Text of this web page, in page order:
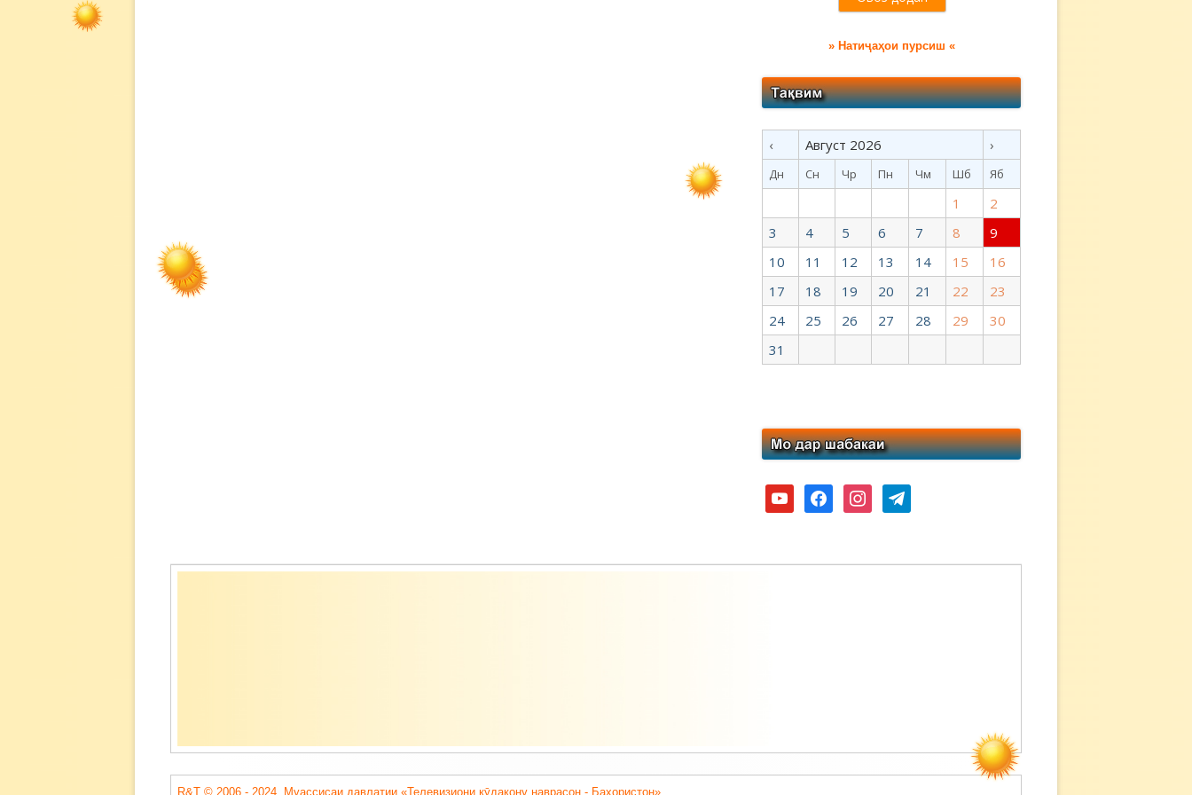
» Натиҷаҳои пурсиш «
‹ Август 2026 ›
Дн Сн Чр Пн Чм Шб Яб
1
2
3
4 5 6 7 8
9
10
11 12 13 14 15
16
17
18 19 20 21 22
23
24
25 26 27 28 29
30
31
youtubefacebookinstagramtelegram
Содержимое
R&T © 2006 - 2024. Муассисаи давлатии «Телевизиони кӯдакону наврасон - Баҳористон».